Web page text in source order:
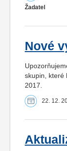
Žadatel
Nové
skupin, které
2017.
22. 12.